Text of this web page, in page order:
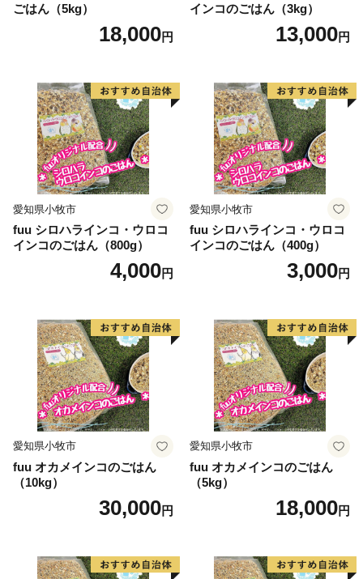
ごはん（5kg）
18,000円
インコのごはん（3kg）
13,000円
愛知県小牧市
fuu シロハラインコ・ウロコ
インコのごはん（800g）
4,000円
愛知県小牧市
fuu シロハラインコ・ウロコ
インコのごはん（400g）
3,000円
愛知県小牧市
fuu オカメインコのごはん
（10kg）
30,000円
愛知県小牧市
fuu オカメインコのごはん
（5kg）
18,000円